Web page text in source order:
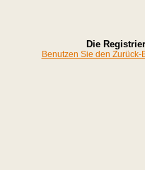
Die
Benutzen Sie den